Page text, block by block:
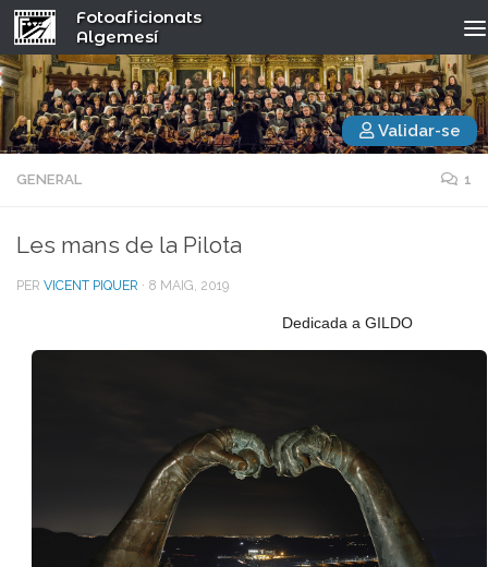
Fotoaficionats
Algemesí
Validar-se
GENERAL 1
Les mans de la Pilota
PER VICENT PIQUER · 8 MAIG, 2019
Dedicada a GILDO